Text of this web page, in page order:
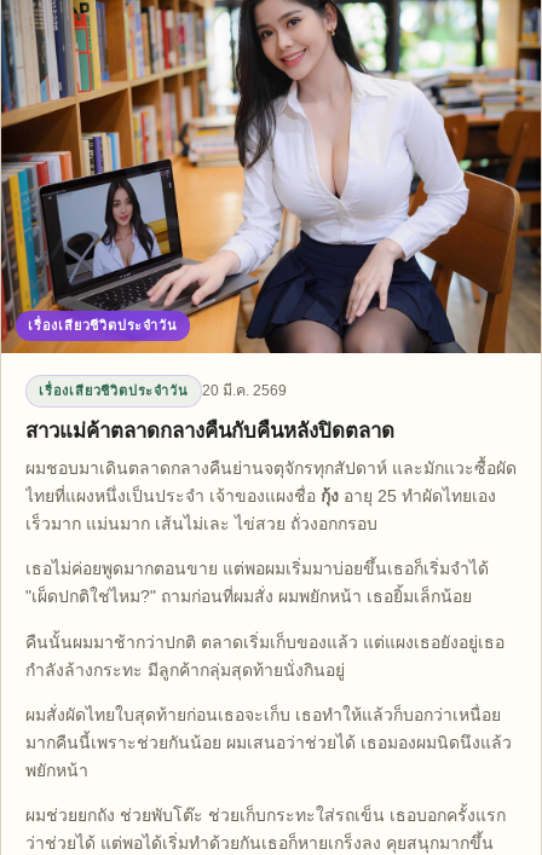
เรื่องเสียวชีวิตประจำวัน
เรื่องเสียวชีวิตประจำวัน 20 มี.ค. 2569
สาวแม่ค้าตลาดกลางคืนกับคืนหลังปิดตลาด
ผมชอบมาเดินตลาดกลางคืนย่านจตุจักรทุกสัปดาห์ และมักแวะซื้อผัด
ไทยที่แผงหนึ่งเป็นประจำ เจ้าของแผงชื่อ กุ้ง อายุ 25 ทำผัดไทยเอง
เร็วมาก แม่นมาก เส้นไม่เละ ไข่สวย ถั่วงอกกรอบ
เธอไม่ค่อยพูดมากตอนขาย แต่พอผมเริ่มมาบ่อยขึ้นเธอก็เริ่มจำได้
"เผ็ดปกติใช่ไหม?" ถามก่อนที่ผมสั่ง ผมพยักหน้า เธอยิ้มเล็กน้อย
คืนนั้นผมมาช้ากว่าปกติ ตลาดเริ่มเก็บของแล้ว แต่แผงเธอยังอยู่เธอ
กำลังล้างกระทะ มีลูกค้ากลุ่มสุดท้ายนั่งกินอยู่
ผมสั่งผัดไทยใบสุดท้ายก่อนเธอจะเก็บ เธอทำให้แล้วก็บอกว่าเหนื่อย
มากคืนนี้เพราะช่วยกันน้อย ผมเสนอว่าช่วยได้ เธอมองผมนิดนึงแล้ว
พยักหน้า
ผมช่วยยกถัง ช่วยพับโต๊ะ ช่วยเก็บกระทะใส่รถเข็น เธอบอกครั้งแรก
ว่าช่วยได้ แต่พอได้เริ่มทำด้วยกันเธอก็หายเกร็งลง คุยสนุกมากขึ้น